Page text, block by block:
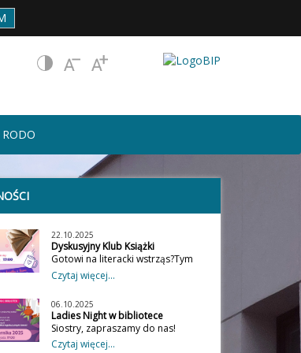
22.10.2025
Dyskusyjny Klub Książki
Gotowi na literacki wstrząs?Tym
razem bierzemy na warsztat dwa
mocne tytuły: „Piąte dziecko”
mroczne pytania o rodzinę.
„Kobieta na schodach” Bernhard
Schlink – miłość, sztuka i
tajemnice, które nie dają
Czytaj więcej...
06.10.2025
Ladies Night w bibliotece
Siostry, zapraszamy do nas!
Jedyna taka noc w roku… Ladies
Czytaj więcej...